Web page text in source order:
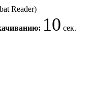
Reader)
10 сек.